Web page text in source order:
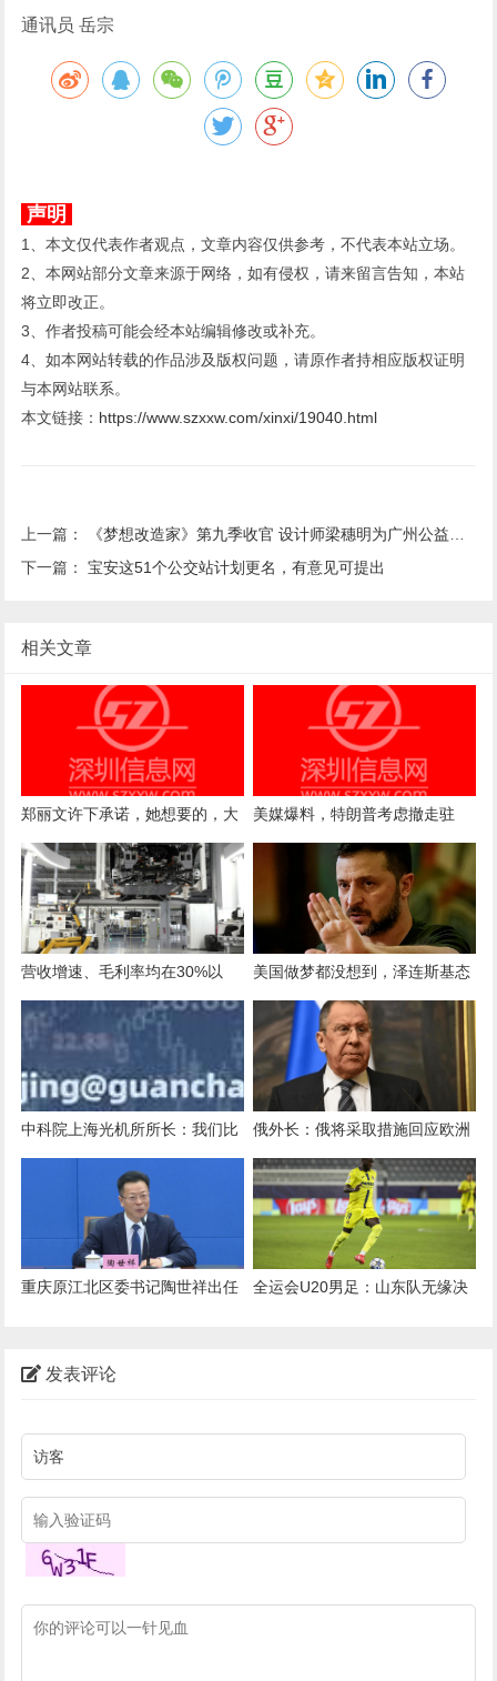
通讯员 岳宗
声明
1、本文仅代表作者观点，文章内容仅供参考，不代表本站立场。
2、本网站部分文章来源于网络，如有侵权，请来留言告知，本站
将立即改正。
3、作者投稿可能会经本站编辑修改或补充。
4、如本网站转载的作品涉及版权问题，请原作者持相应版权证明
与本网站联系。
本文链接： https://www.szxxw.com/xinxi/19040.html
上一篇：
《梦想改造家》第九季收官 设计师梁穗明为广州公益组织打造艺术感公共空间
下一篇：宝安这51个公交站计划更名，有意见可提出
相关文章
郑丽文许下承诺，她想要的，大
陆给得很爽快，蓝营一姐发话了
美媒爆料，特朗普考虑撤走驻
军，目的是为了惩罚欧洲
营收增速、毛利率均在30%以
上，苦熬10年的B2B机器人为什
么还难说赚钱？
美国做梦都没想到，泽连斯基态
度空前强硬，乌克兰拒绝任何割
土，对外释放信号非同寻常
中科院上海光机所所长：我们比
俄外长：俄将采取措施回应欧洲
非法使用被冻结俄资产
重庆原江北区委书记陶世祥出任
全运会U20男足：山东队无缘决
发表评论